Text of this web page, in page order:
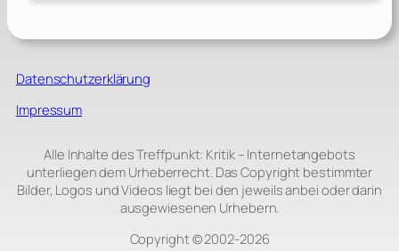
Datenschutzerklärung
Impressum
Alle Inhalte des Treffpunkt: Kritik – Internetangebots
unterliegen dem Urheberrecht. Das Copyright bestimmter
Bilder, Logos und Videos liegt bei den jeweils anbei oder darin
ausgewiesenen Urhebern.
Copyright © 2002‑2026